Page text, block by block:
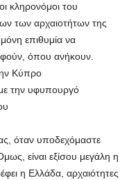
κληρονόμοι του
των αρχαιοτήτων της
επιθυμία να
όπου ανήκουν.
Κύπρο
την υφυπουργό
όταν υποδεχόμαστε
είναι εξίσου μεγάλη η
η Ελλάδα, αρχαιότητες